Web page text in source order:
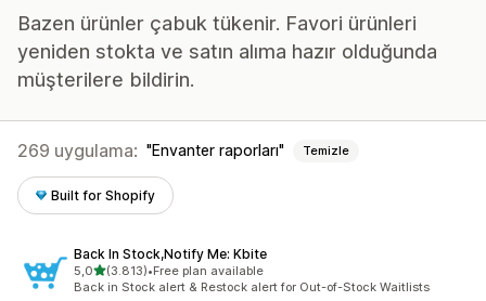
Bazen ürünler çabuk tükenir. Favori ürünleri
yeniden stokta ve satın alıma hazır olduğunda
müşterilere bildirin.
269 uygulama: Envanter raporları Temizle
Built for Shopify
Back In Stock,Notify Me: Kbite
5,05 yıldız üzerinden
(3.813)
toplam 3813 değerlendirme
•Free plan available
Back in Stock alert & Restock alert for Out-of-Stock Waitlists